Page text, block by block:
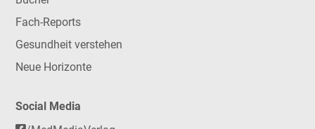
Fach-Reports
Gesundheit verstehen
Neue Horizonte
Social Media